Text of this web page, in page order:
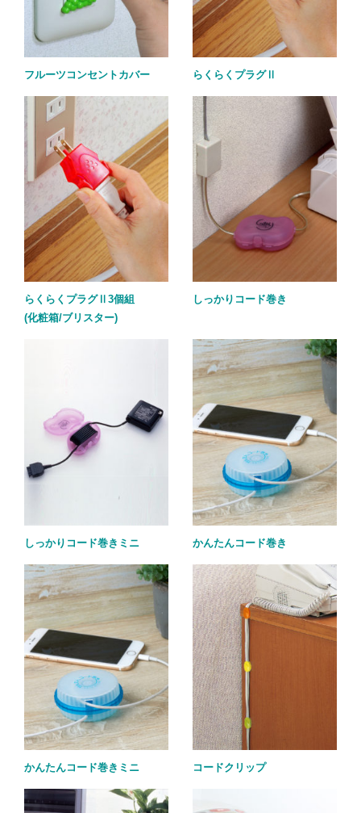
フルーツコンセントカバー らくらくプラグⅡ
らくらくプラグⅡ3個組
(化粧箱/ブリスター)
しっかりコード巻き
しっかりコード巻きミニ かんたんコード巻き
かんたんコード巻きミニ コードクリップ